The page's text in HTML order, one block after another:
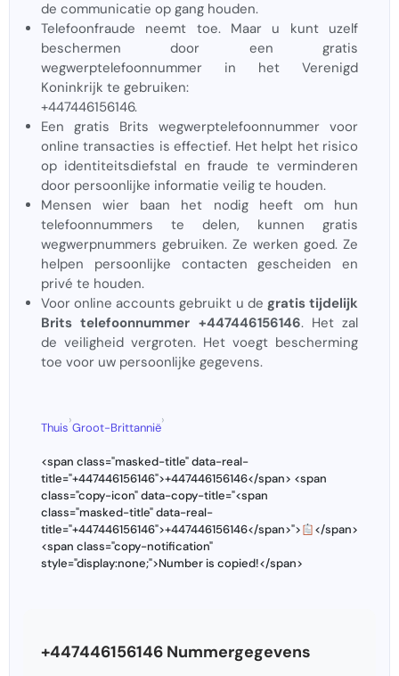
de communicatie op gang houden.
Telefoonfraude neemt toe. Maar u kunt uzelf
beschermen door een gratis
wegwerptelefoonnummer in het Verenigd
Koninkrijk te gebruiken:
+447446156146.
Een gratis Brits wegwerptelefoonnummer voor
online transacties is effectief. Het helpt het risico
op identiteitsdiefstal en fraude te verminderen
door persoonlijke informatie veilig te houden.
Mensen wier baan het nodig heeft om hun
telefoonnummers te delen, kunnen gratis
wegwerpnummers gebruiken. Ze werken goed. Ze
helpen persoonlijke contacten gescheiden en
privé te houden.
Voor online accounts gebruikt u de gratis tijdelijk
Brits telefoonnummer +447446156146. Het zal
de veiligheid vergroten. Het voegt bescherming
toe voor uw persoonlijke gegevens.
Thuis
›
Groot-Brittannië
›
<span class="masked-title" data-real-
title="+447446156146">+447446156146</span> <span
class="copy-icon" data-copy-title="<span
class="masked-title" data-real-
title="+447446156146">+447446156146</span>">
</span>
<span class="copy-notification"
style="display:none;">Number is copied!</span>
+447446156146 Nummergegevens